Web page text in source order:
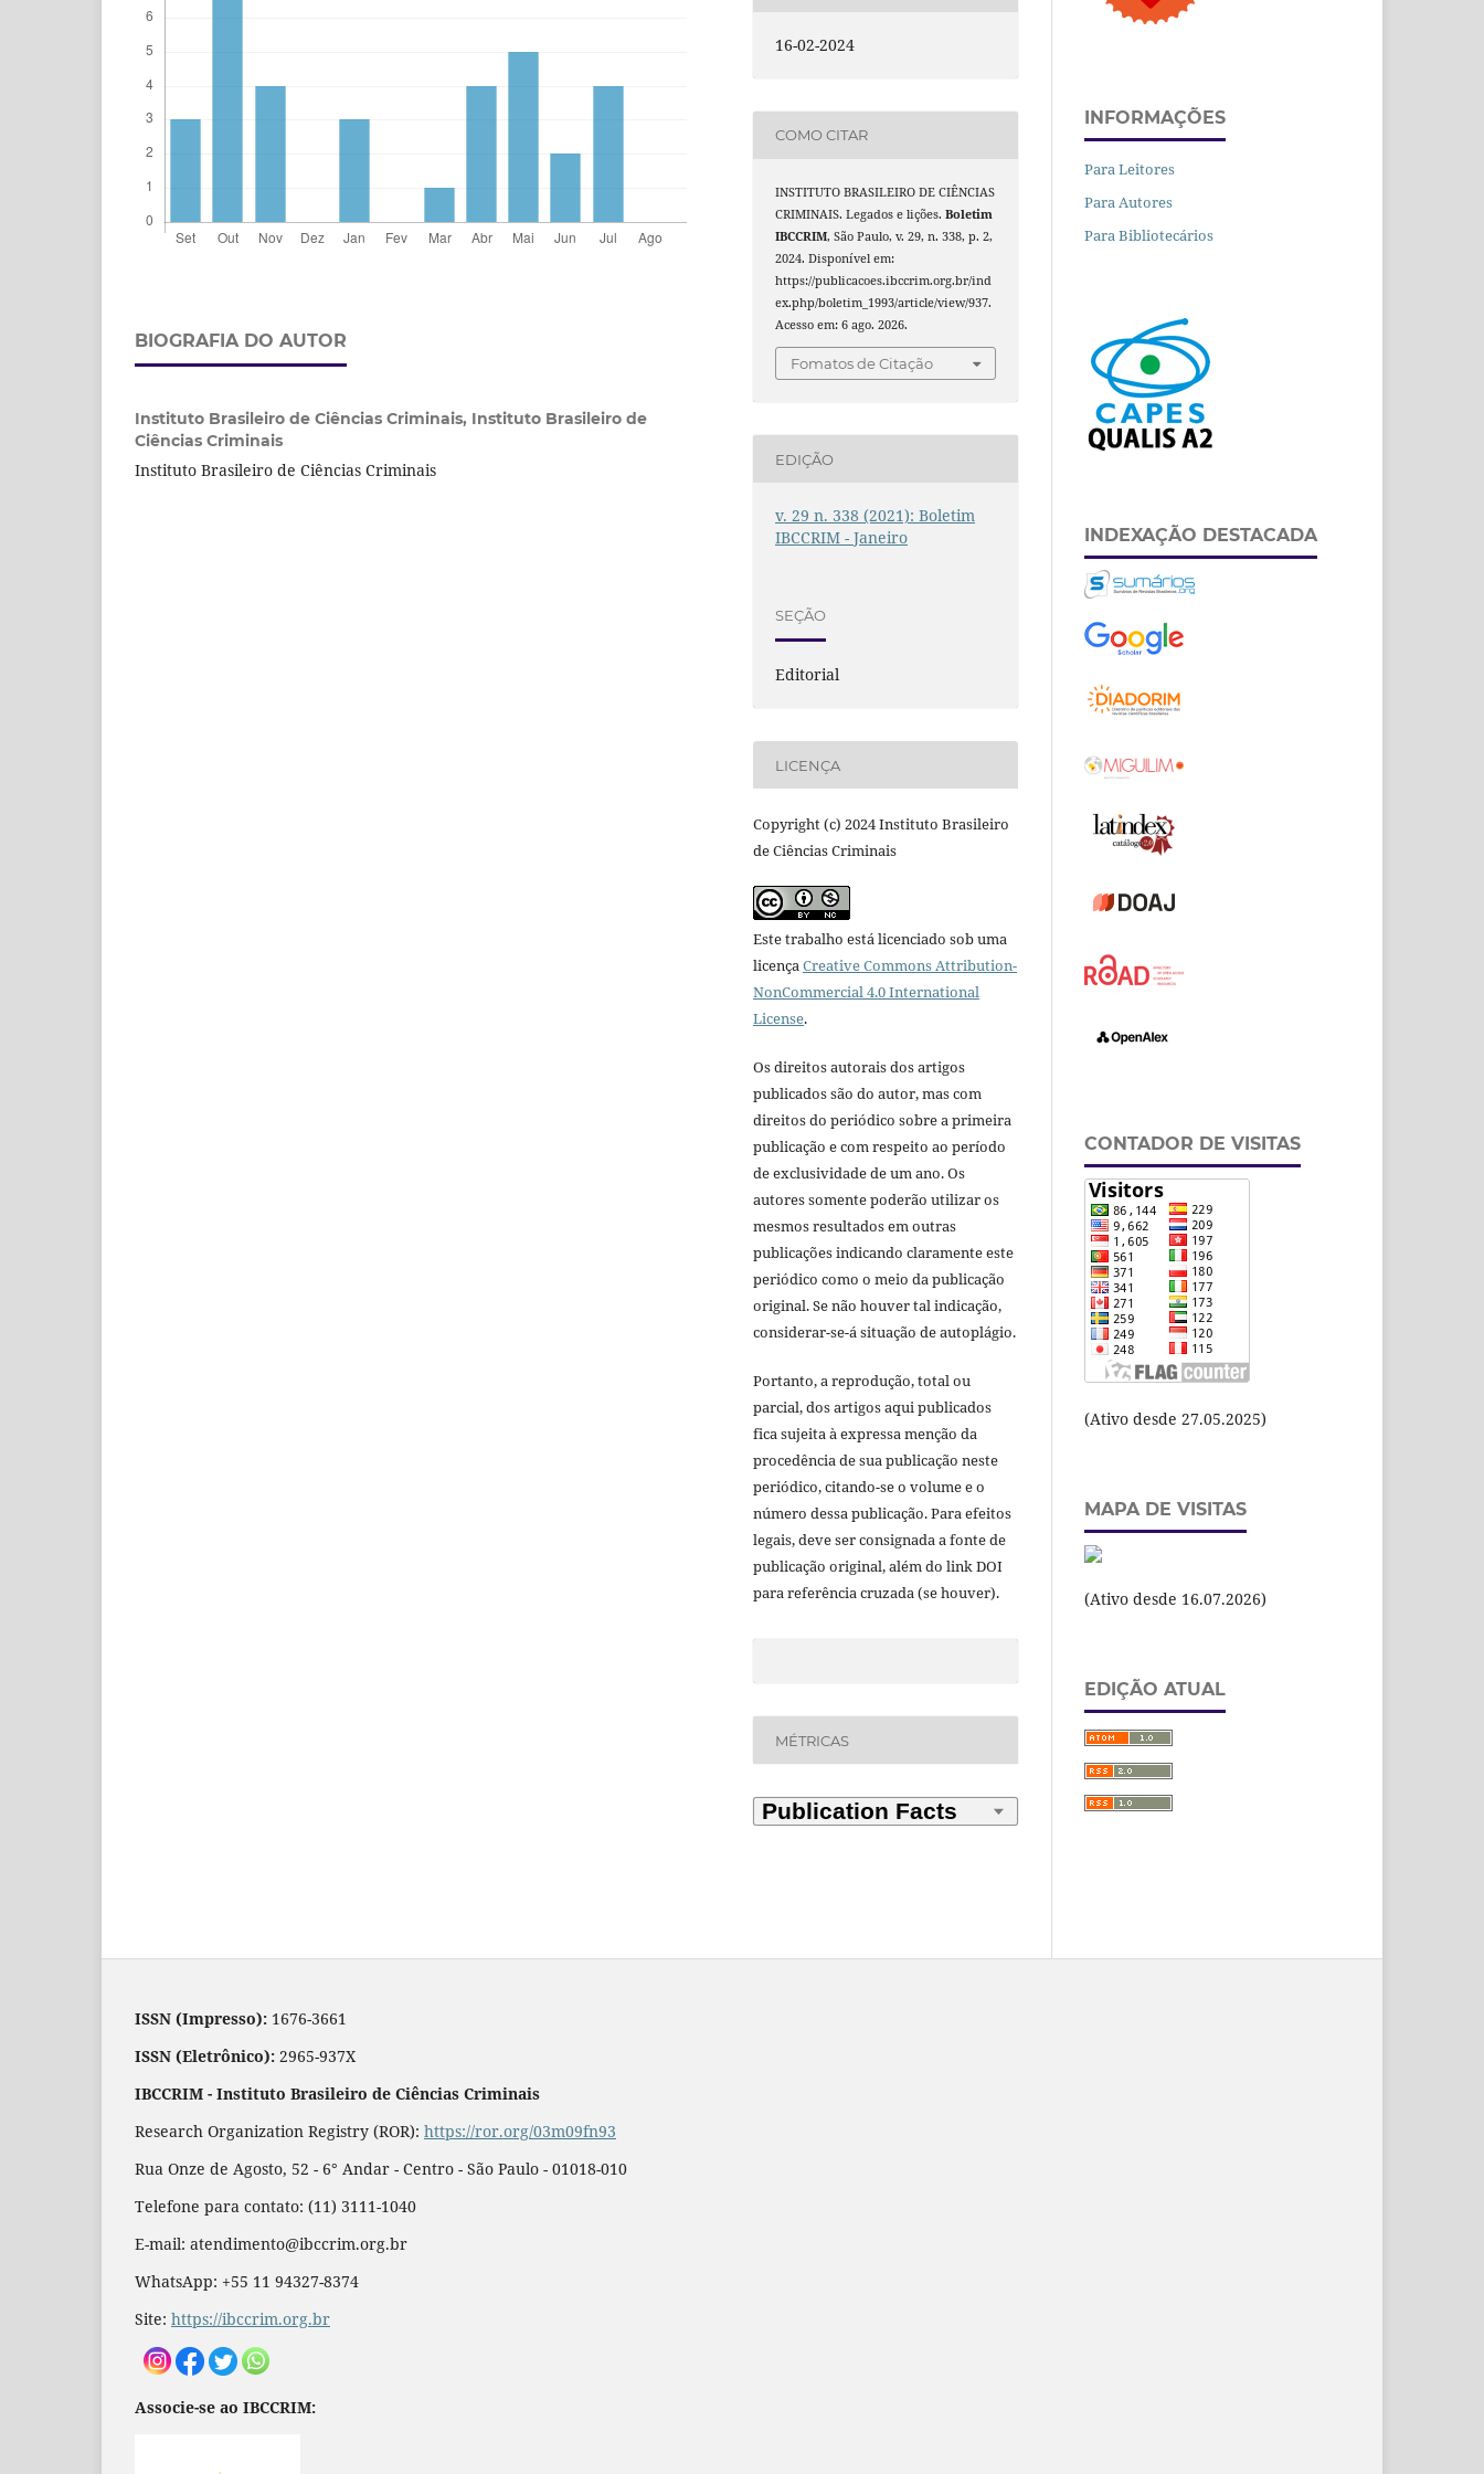
BIOGRAFIA DO AUTOR
Instituto Brasileiro de Ciências Criminais, Instituto Brasileiro de
Ciências Criminais
Instituto Brasileiro de Ciências Criminais
16-02-2024
COMO CITAR
INSTITUTO BRASILEIRO DE CIÊNCIAS
CRIMINAIS. Legados e lições.Boletim
IBCCRIM, São Paulo, v. 29, n. 338, p. 2,
2024. Disponível em:
https://publicacoes.ibccrim.org.br/ind
ex.php/boletim_1993/article/view/937.
Acesso em: 6 ago. 2026.
Fomatos de Citação
EDIÇÃO
v. 29 n. 338 (2021): Boletim
IBCCRIM - Janeiro
SEÇÃO
Editorial
LICENÇA
Copyright (c) 2024 Instituto Brasileiro
de Ciências Criminais
Este trabalho está licenciado sob uma
licençaCreative Commons Attribution-
NonCommercial 4.0 International
License.
Os direitos autorais dos artigos
publicados são do autor, mas com
direitos do periódico sobre a primeira
publicação e com respeito ao período
de exclusividade de um ano. Os
autores somente poderão utilizar os
mesmos resultados em outras
publicações indicando claramente este
periódico como o meio da publicação
original. Se não houver tal indicação,
considerar-se-á situação de autoplágio.
Portanto, a reprodução, total ou
parcial, dos artigos aqui publicados
fica sujeita à expressa menção da
procedência de sua publicação neste
periódico, citando-se o volume e o
número dessa publicação. Para efeitos
legais, deve ser consignada a fonte de
publicação original, além do link DOI
para referência cruzada (se houver).
MÉTRICAS
INFORMAÇÕES
Para Leitores
Para Autores
Para Bibliotecários
INDEXAÇÃO DESTACADA
CONTADOR DE VISITAS
(Ativo desde 27.05.2025)
MAPA DE VISITAS
(Ativo desde 16.07.2026)
EDIÇÃO ATUAL
ISSN (Impresso): 1676-3661
ISSN (Eletrônico): 2965-937X
IBCCRIM - Instituto Brasileiro de Ciências Criminais
Research Organization Registry (ROR): https://ror.org/03m09fn93
Rua Onze de Agosto, 52 - 6° Andar - Centro - São Paulo - 01018-010
Telefone para contato: (11) 3111-1040
E-mail: atendimento@ibccrim.org.br
WhatsApp: +55 11 94327-8374
Site: https://ibccrim.org.br
Associe-se ao IBCCRIM: